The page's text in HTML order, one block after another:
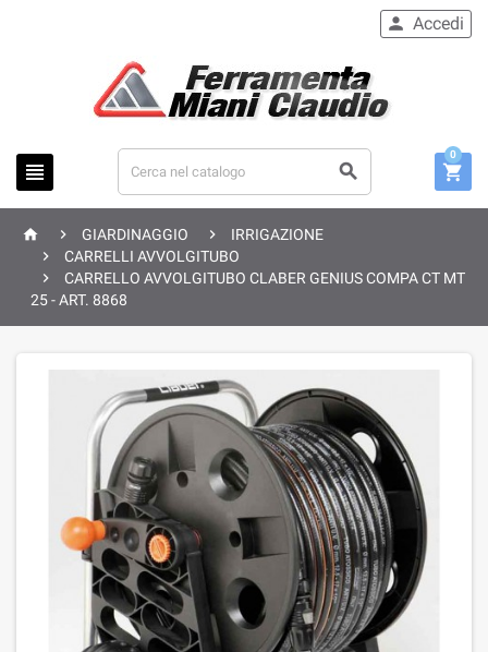
 
 Accedi

0
  GIARDINAGGIO 
IRRIGAZIONE

CARRELLI AVVOLGITUBO

CARRELLO AVVOLGITUBO CLABER GENIUS COMPA CT MT
25 - ART. 8868